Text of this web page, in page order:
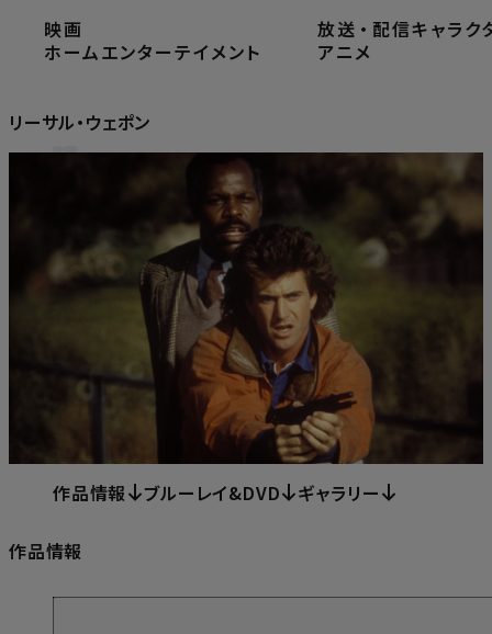
映画
ホームエンターテイメント
放送 ・ 配信キャラク
アニメ
ホームエンターテイメント
リーサル・ウェポン
リーサル・ウェポン
作品情報 ブルーレイ&DVD ギャラリー
作品情報